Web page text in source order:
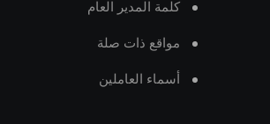
كلمة المدير العام
مواقع ذات صلة
أسماء العاملين